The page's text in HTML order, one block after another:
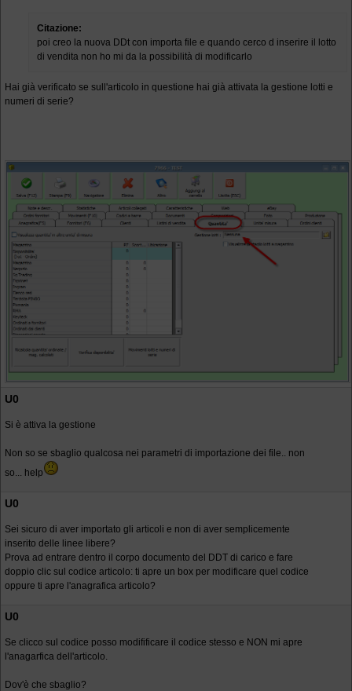
Citazione:
poi creo la nuova DDt con importa file e quando cerco d inserire il lotto
di vendita non ho mi da la possibilità di modificarlo
Hai già verificato se sull'articolo in questione hai già attivata la gestione lotti e
numeri di serie?
U0
Si è attiva la gestione
Non so se sbaglio qualcosa nei parametri di importazione dei file.. non
so... help
U0
Sei sicuro di aver importato gli articoli e non di aver semplicemente
inserito delle linee libere?
Prova ad entrare dentro il corpo documento del DDT di carico e fare
doppio clic sul codice articolo: ti apre un box per modificare quel codice
oppure ti apre l'anagrafica articolo?
U0
Se clicco sul codice posso modifificare il codice stesso e NON mi apre
l'anagarfica dell'articolo.
Dov'è che sbaglio?